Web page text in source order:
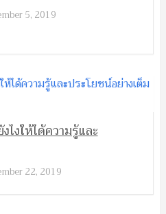
5, 2019
งให้ได้ความรู้และ
22, 2019